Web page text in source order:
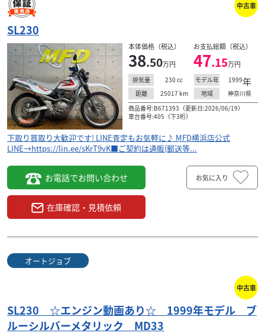
中古車
SL230
本体価格（税込）
38.50万円
お支払総額（税込）
47.15万円
排気量 230 cc モデル年 1999年
距離 25017 km 地域
神奈川県
商品番号:B671393（更新日:2026/06/19）
車台番号:405（下3桁）
下取り買取り大歓迎です! LINE査定もお気軽に♪ MFD横浜店公式
LINE→https://lin.ee/sKrT9vK■ご契約は通販(郵送等...
お電話でお問い合わせ
在庫確認・見積依頼
お気に入り
オートジョブ
中古車
SL230 ☆エンジン動画あり☆ 1999年モデル ブ
ルーシルバーメタリック MD33